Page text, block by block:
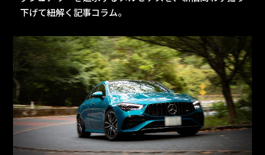
下げて紐解く記事コラム。